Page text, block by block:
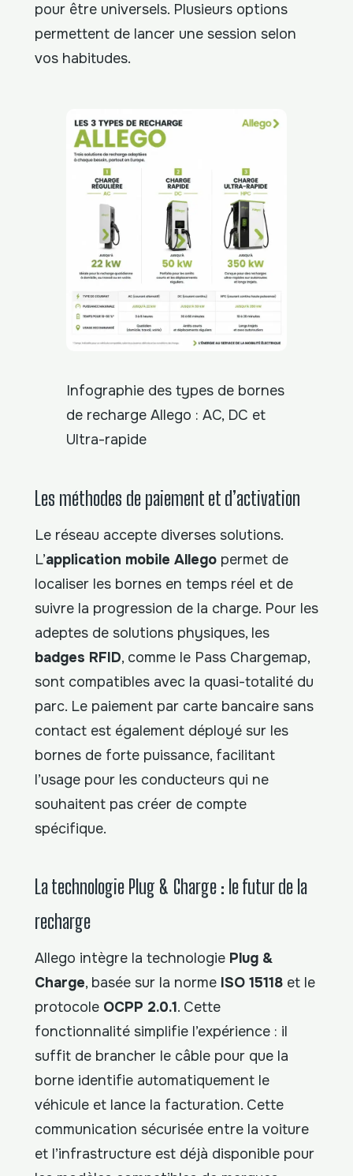
pour être universels. Plusieurs options
permettent de lancer une session selon
vos habitudes.
Infographie des types de bornes
de recharge Allego : AC, DC et
Ultra-rapide
Les méthodes de paiement et d’activation
Le réseau accepte diverses solutions.
L’application mobile Allego permet de
localiser les bornes en temps réel et de
suivre la progression de la charge. Pour les
adeptes de solutions physiques, les
badges RFID, comme le Pass Chargemap,
sont compatibles avec la quasi-totalité du
parc. Le paiement par carte bancaire sans
contact est également déployé sur les
bornes de forte puissance, facilitant
l’usage pour les conducteurs qui ne
souhaitent pas créer de compte
spécifique.
La technologie Plug & Charge : le futur de la
recharge
Allego intègre la technologie Plug &
Charge, basée sur la norme ISO 15118 et le
protocole OCPP 2.0.1. Cette
fonctionnalité simplifie l’expérience : il
suffit de brancher le câble pour que la
borne identifie automatiquement le
véhicule et lance la facturation. Cette
communication sécurisée entre la voiture
et l’infrastructure est déjà disponible pour